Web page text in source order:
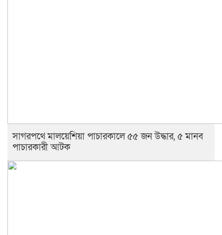
সাগরপথে মালয়েশিয়া পাচারকালে ৫৫ জন উদ্ধার, ৫ মানব
পাচারকারী আটক